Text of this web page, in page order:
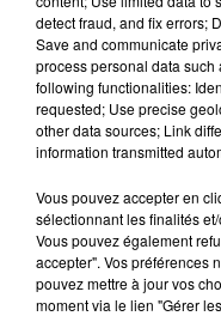
DERNIERS
24
Les
23
Les
detect fraud, and fix errors;
Save and communicate
process personal data
following functionalities:
requested; Use precise
other data sources; Link
information transmitted
Vous pouvez accepter en
sélectionnant les finalités
Vous pouvez également
accepter". Vos préférences
pouvez mettre à jour vos
moment via le lien "Gérer